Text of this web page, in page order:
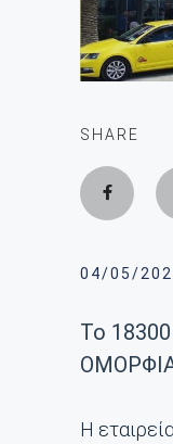
SHARE
04/05/
To
Η